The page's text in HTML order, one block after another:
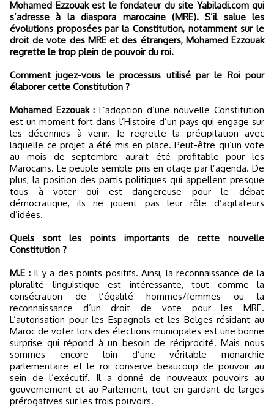
Mohamed Ezzouak est le fondateur du site Yabiladi.com qui
s’adresse à la diaspora marocaine (MRE). S’il salue les
évolutions proposées par la Constitution, notamment sur le
droit de vote des MRE et des étrangers, Mohamed Ezzouak
regrette le trop plein de pouvoir du roi.
Comment jugez-vous le processus utilisé par le Roi pour
élaborer cette Constitution ?
Mohamed Ezzouak : L’adoption d’une nouvelle Constitution
est un moment fort dans l’Histoire d’un pays qui engage sur
les décennies à venir. Je regrette la précipitation avec
laquelle ce projet a été mis en place. Peut-être qu’un vote
au mois de septembre aurait été profitable pour les
Marocains. Le peuple semble pris en otage par l’agenda. De
plus, la position des partis politiques qui appellent presque
tous à voter oui est dangereuse pour le débat
démocratique, ils ne jouent pas leur rôle d’agitateurs
d’idées.
Quels sont les points importants de cette nouvelle
Constitution ?
M.E :Il y a des points positifs. Ainsi, la reconnaissance de la
pluralité linguistique est intéressante, tout comme la
consécration de l’égalité hommes/femmes ou la
reconnaissance d’un droit de vote pour les MRE.
L’autorisation pour les Espagnols et les Belges résidant au
Maroc de voter lors des élections municipales est une bonne
surprise qui répond à un besoin de réciprocité. Mais nous
sommes encore loin d’une véritable monarchie
parlementaire et le roi conserve beaucoup de pouvoir au
sein de l’exécutif. Il a donné de nouveaux pouvoirs au
gouvernement et au Parlement, tout en gardant de larges
prérogatives sur les trois pouvoirs.